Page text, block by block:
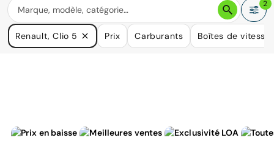
disponible.
Nous avons de nombreuses voitures qui pourraient répondre
à vos besoins.
2
Renault, Clio 5 Prix Carburants Boîtes de vitesse